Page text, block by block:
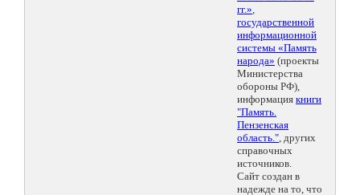
гг.»,
государственной
информационной
системы «Память
народа» (проекты
Министерства
обороны РФ),
информация книги
"Память.
Пензенская
область.", других
справочных
источников.
Сайт создан в
надежде на то, что